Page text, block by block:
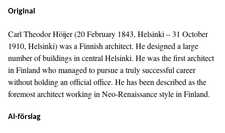
Original
Carl Theodor Höijer (20 February 1843, Helsinki – 31 October
1910, Helsinki) was a Finnish architect. He designed a large
number of buildings in central Helsinki. He was the first architect
in Finland who managed to pursue a truly successful career
without holding an official office. He has been described as the
foremost architect working in Neo-Renaissance style in Finland.
AI-förslag